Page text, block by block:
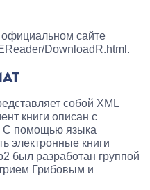
сайте
DownloadR.html.
собой XML
книги описан с
С помощью языка
электронные книги
был разработан группой
Грибовым и